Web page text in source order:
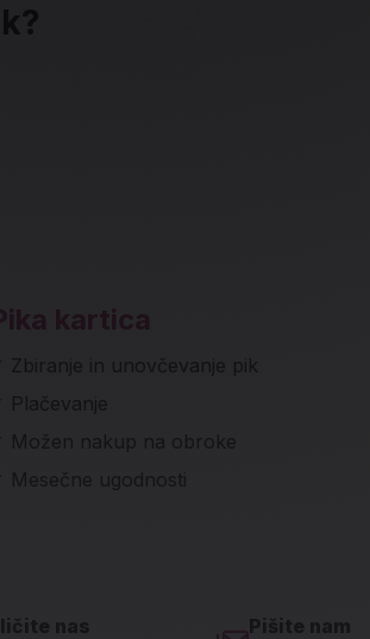
kartica
Zbiranje in unovčevanje pik
Plačevanje
Možen nakup na obroke
Mesečne ugodnosti
nas Pišite nam